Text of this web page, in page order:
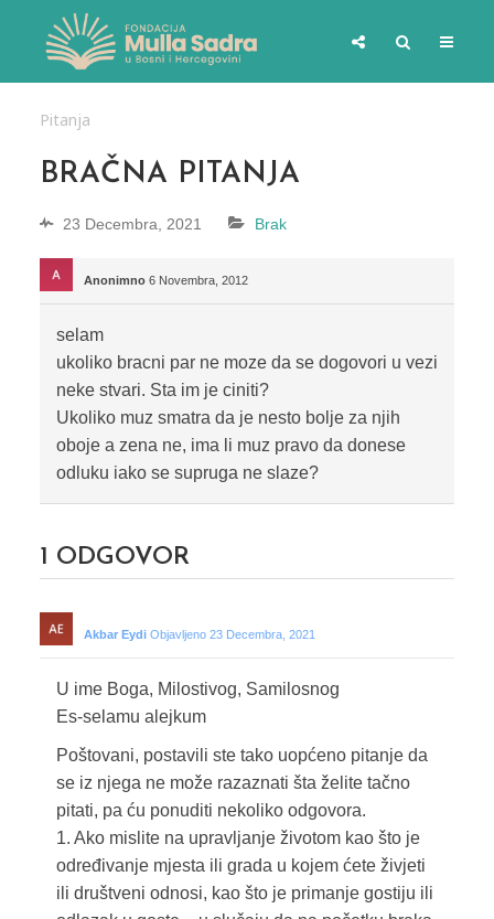
Pitanja
BRAČNA PITANJA
23 Decembra, 2021 Brak
Anonimno 6 Novembra, 2012
selam
ukoliko bracni par ne moze da se dogovori u vezi
neke stvari. Sta im je ciniti?
Ukoliko muz smatra da je nesto bolje za njih
oboje a zena ne, ima li muz pravo da donese
odluku iako se supruga ne slaze?
1 ODGOVOR
Akbar Eydi Objavljeno 23 Decembra, 2021
U ime Boga, Milostivog, Samilosnog
Es-selamu alejkum
Poštovani, postavili ste tako uopćeno pitanje da
se iz njega ne može razaznati šta želite tačno
pitati, pa ću ponuditi nekoliko odgovora.
1. Ako mislite na upravljanje životom kao što je
određivanje mjesta ili grada u kojem ćete živjeti
ili društveni odnosi, kao što je primanje gostiju ili